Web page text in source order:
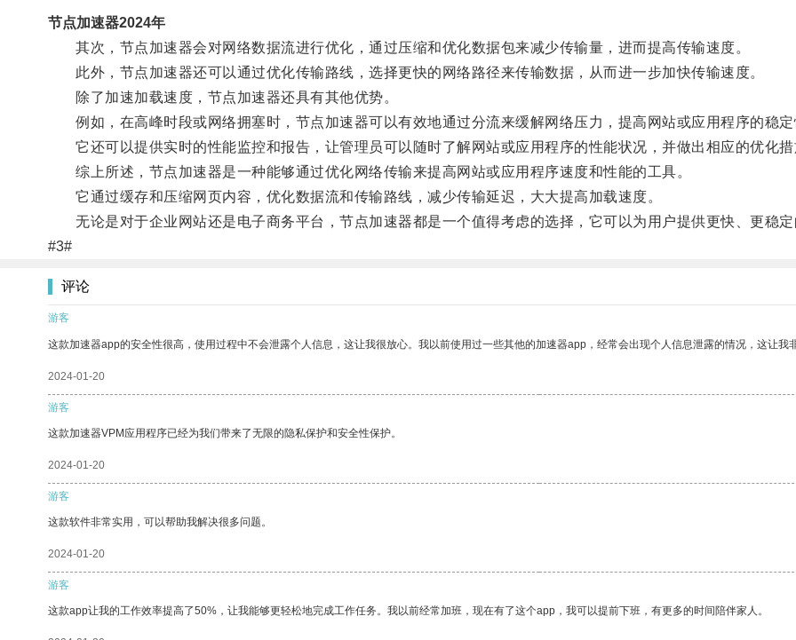
节点加速器2024年
其次，节点加速器会对网络数据流进行优化，通过压缩和优化数据包来减少传输量，进而提高传输速度。
此外，节点加速器还可以通过优化传输路线，选择更快的网络路径来传输数据，从而进一步加快传输速度。
除了加速加载速度，节点加速器还具有其他优势。
例如，在高峰时段或网络拥塞时，节点加速器可以有效地通过分流来缓解网络压力，提高网站或应用程序的稳定
它还可以提供实时的性能监控和报告，让管理员可以随时了解网站或应用程序的性能状况，并做出相应的优化措
综上所述，节点加速器是一种能够通过优化网络传输来提高网站或应用程序速度和性能的工具。
它通过缓存和压缩网页内容，优化数据流和传输路线，减少传输延迟，大大提高加载速度。
无论是对于企业网站还是电子商务平台，节点加速器都是一个值得考虑的选择，它可以为用户提供更快、更稳定
#3#
评论
游客
这款加速器app的安全性很高，使用过程中不会泄露个人信息，这让我很放心。我以前使用过一些其他的加速器app，经常会出现个人信息泄露的情况，这让我
2024-01-20
游客
这款加速器VPM应用程序已经为我们带来了无限的隐私保护和安全性保护。
2024-01-20
游客
这款软件非常实用，可以帮助我解决很多问题。
2024-01-20
游客
这款app让我的工作效率提高了50%，让我能够更轻松地完成工作任务。我以前经常加班，现在有了这个app，我可以提前下班，有更多的时间陪伴家人。